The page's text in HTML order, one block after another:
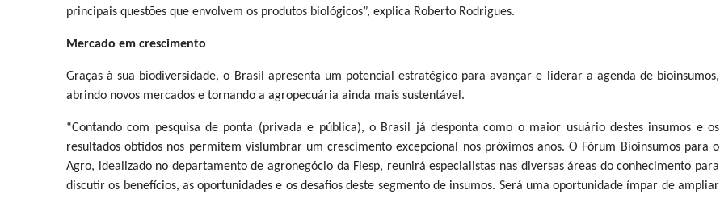
principais questões que envolvem os produtos biológicos”, explica Roberto Rodrigues.
Mercado em crescimento
Graças à sua biodiversidade, o Brasil apresenta um potencial estratégico para avançar e liderar a agenda de bioinsumos,
abrindo novos mercados e tornando a agropecuária ainda mais sustentável.
“Contando com pesquisa de ponta (privada e pública), o Brasil já desponta como o maior usuário destes insumos e os
resultados obtidos nos permitem vislumbrar um crescimento excepcional nos próximos anos. O Fórum Bioinsumos para o
Agro, idealizado no departamento de agronegócio da Fiesp, reunirá especialistas nas diversas áreas do conhecimento para
discutir os benefícios, as oportunidades e os desafios deste segmento de insumos. Será uma oportunidade ímpar de ampliar